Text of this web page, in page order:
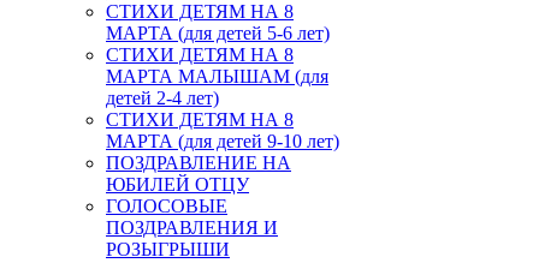
СТИХИ ДЕТЯМ НА 8
МАРТА (для детей 5-6 лет)
СТИХИ ДЕТЯМ НА 8
МАРТА МАЛЫШАМ (для
детей 2-4 лет)
СТИХИ ДЕТЯМ НА 8
МАРТА (для детей 9-10 лет)
ПОЗДРАВЛЕНИЕ НА
ЮБИЛЕЙ ОТЦУ
ГОЛОСОВЫЕ
ПОЗДРАВЛЕНИЯ И
РОЗЫГРЫШИ